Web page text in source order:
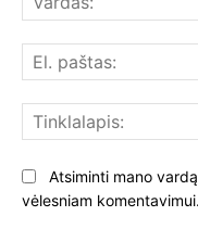
Atsiminti mano
vėlesniam komentavimui.